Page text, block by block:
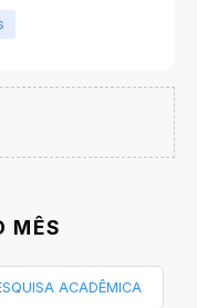
MÊS
ACADÊMICA